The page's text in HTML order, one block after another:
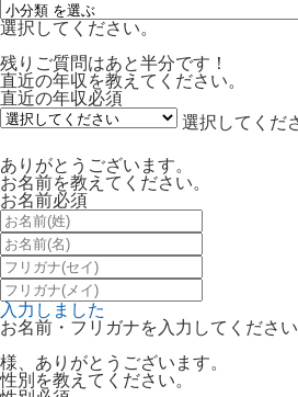
選択してください。
残りご質問はあと半分です！
直近の年収を教えてください。
直近の年収必須
選択してくだ
ありがとうございます。
お名前を教えてください。
お名前必須
入力しました
お名前・フリガナを入力してください
様、ありがとうございます。
性別を教えてください。